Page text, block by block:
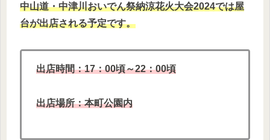
中山道・中津川おいでん祭納涼花火大会2024では屋
台が出店される予定です。
出店時間：17：00頃～22：00頃
出店場所：本町公園内